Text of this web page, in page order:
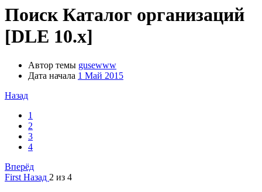
Поиск Каталог организаций
[DLE 10.x]
Автор темы gusewww
Дата начала 1 Май 2015
Назад
1
2
3
4
Вперёд
First Назад 2 из 4